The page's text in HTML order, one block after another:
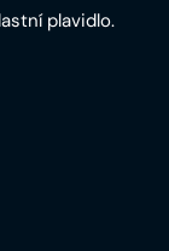
plavidlo.